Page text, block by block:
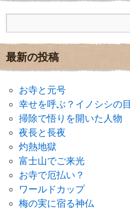
最新の投稿
お寺と元号
幸せを呼ぶ？イノシシの目
掃除で悟りを開いた人物
夜長と長夜
灼熱地獄
富士山でご来光
お寺で厄払い？
ワールドカップ
梅の実に宿る神仏